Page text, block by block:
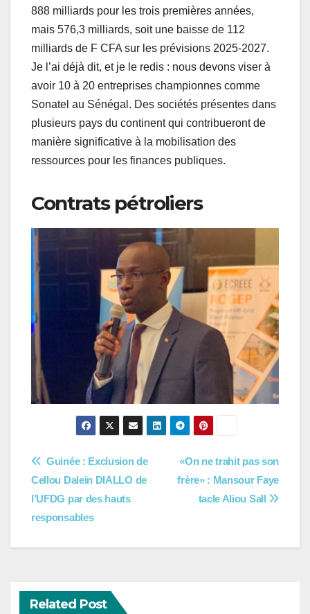
888 milliards pour les trois premières années,
mais 576,3 milliards, soit une baisse de 112
milliards de F CFA sur les prévisions 2025-2027.
Je l’ai déjà dit, et je le redis : nous devons viser à
avoir 10 à 20 entreprises championnes comme
Sonatel au Sénégal. Des sociétés présentes dans
plusieurs pays du continent qui contribueront de
manière significative à la mobilisation des
ressources pour les finances publiques.
Contrats pétroliers
Navigation
de
l’article
«On ne trahit pas son
frère» : Mansour Faye
tacle Aliou Sall
Guinée : Exclusion de
Cellou Dalein DIALLO de
l’UFDG par des hauts
responsables
Related Post